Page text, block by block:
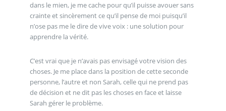
dans le mien, je me cache pour qu’il puisse avouer sans
crainte et sincèrement ce qu’il pense de moi puisqu’il
n’ose pas me le dire de vive voix : une solution pour
apprendre la vérité.
C’est vrai que je n’avais pas envisagé votre vision des
choses. Je me place dans la position de cette seconde
personne, l’autre et non Sarah, celle qui ne prend pas
de décision et ne dit pas les choses en face et laisse
Sarah gérer le problème.